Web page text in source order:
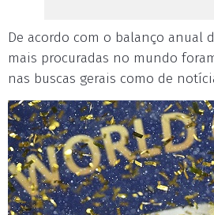
De acordo com o balanço anual
mais procuradas no mundo
nas buscas gerais como de